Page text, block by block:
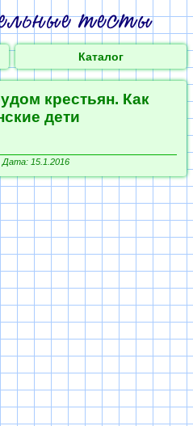
Каталог
крестьян. Как
дети
Дата: 15.1.2016